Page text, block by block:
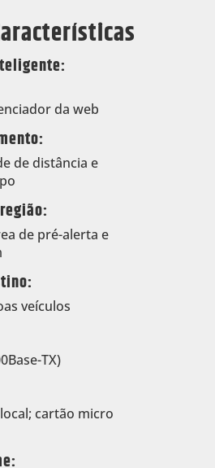
da web
de distância e
de pré-alerta e
veículos
TX)
cartão micro